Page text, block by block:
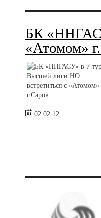
БК
«Атомом»
02.02.12